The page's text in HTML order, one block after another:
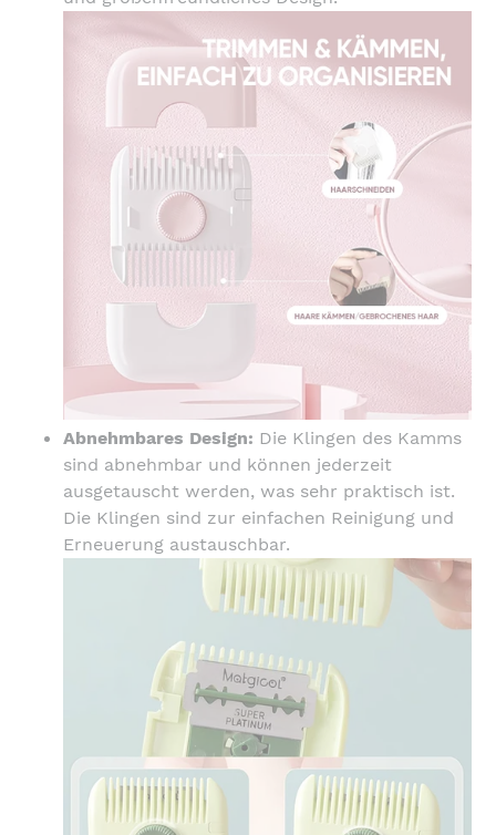
Abnehmbares Design: Die Klingen des Kamms
sind abnehmbar und können jederzeit
ausgetauscht werden, was sehr praktisch ist.
Die Klingen sind zur einfachen Reinigung und
Erneuerung austauschbar.